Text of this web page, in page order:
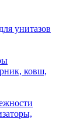
унитазов
ковш,